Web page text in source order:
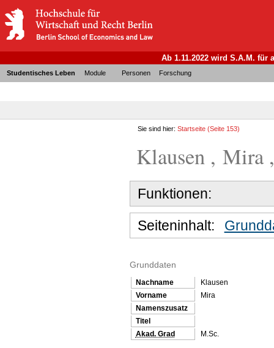
Ab 1.11.2022 wird S.A.M.
Studentisches Leben Module Personen Forschung
Sie sind hier:Startseite (Seite 153)
Klausen , Mira
Funktionen:
Seiteninhalt:
Grunddaten
Nachname
Klausen
Vorname
Mira
Namenszusatz
Titel
Akad. Grad
M.Sc.